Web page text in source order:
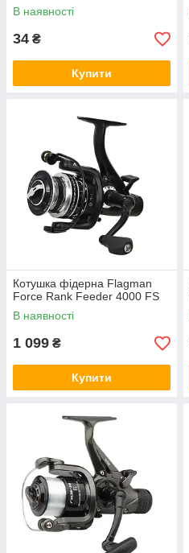
В наявності
34 ₴
Купити
Котушка фідерна Flagman
Force Rank Feeder 4000 FS
В наявності
1 099 ₴
Купити